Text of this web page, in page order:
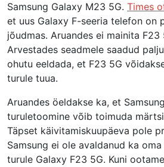
Samsung Galaxy M23 5G. Times
et uus Galaxy F-seeria telefon on
jõudmas. Aruandes ei mainita F23
Arvestades seadmele saadud
ohutu eeldada, et F23 5G
turule tuua.
Aruandes öeldakse ka, et
turuletoomine võib toimuda
Täpset käivitamiskuupäeva pole
Samsung ei ole avaldanud ka
turule Galaxy F23 5G. Kuni